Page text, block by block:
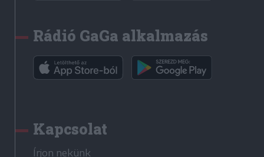
Rádió GaGa alkalmazás
Kapcsolat
Írjon nekünk